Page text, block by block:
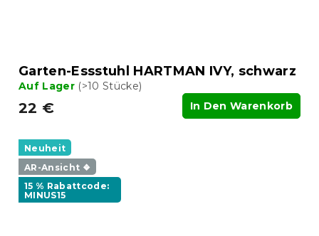
Garten-Essstuhl HARTMAN IVY, schwarz
Auf Lager (>10 Stücke)
22 € In Den Warenkorb
Neuheit
AR-Ansicht ❖
15 % Rabattcode:
MINUS15